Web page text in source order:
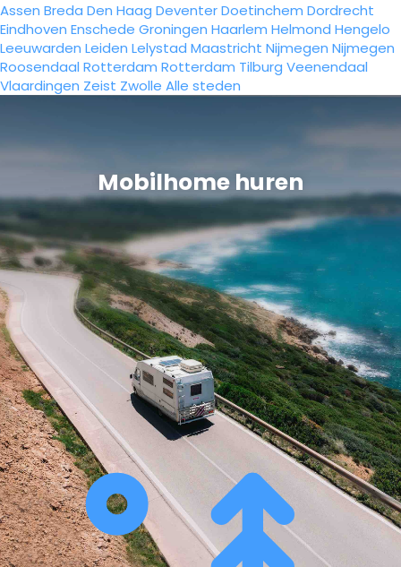
Assen Breda Den Haag DeventerDoetinchem Dordrecht
Eindhoven Enschede Groningen Haarlem Helmond Hengelo
Leeuwarden Leiden Lelystad Maastricht Nijmegen Nijmegen
Roosendaal Rotterdam Rotterdam Tilburg Veenendaal
Vlaardingen Zeist Zwolle Alle steden
Mobilhome huren